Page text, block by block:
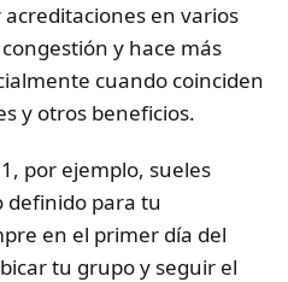
en varios
y hace más
cuando coinciden
y otros beneficios.
por ejemplo, sueles
definido para tu
en el primer día del
tu grupo y seguir el